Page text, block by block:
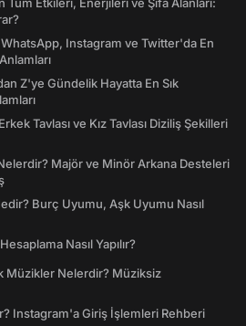
Instagram ve Twitter'da En
Z'ye Gündelik Hayatta En Sık
Tavlası ve Kız Tavlası Diziliş Şekilleri
Majör ve Minör Arkana Desteleri
Burç Uyumu, Aşk Uyumu Nasıl
Nasıl Yapılır?
Müzikler Nelerdir? Müziksiz
Instagram'a Giriş İşlemleri Rehberi